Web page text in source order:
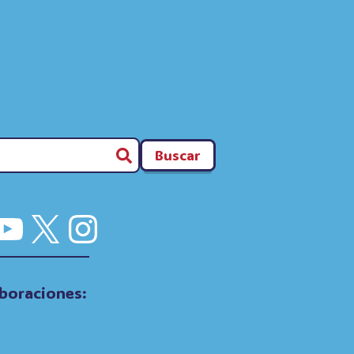
Buscar
X Instagram